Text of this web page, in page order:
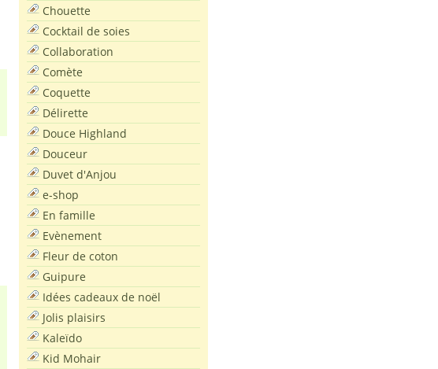
Chouette
Cocktail de soies
Collaboration
Comète
Coquette
Délirette
Douce Highland
Douceur
Duvet d'Anjou
e-shop
En famille
Evènement
Fleur de coton
Guipure
Idées cadeaux de noël
Jolis plaisirs
Kaleïdo
Kid Mohair